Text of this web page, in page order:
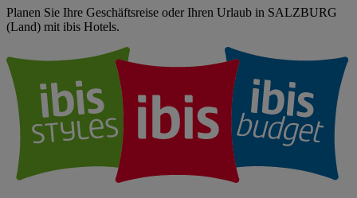
Planen Sie Ihre Geschäftsreise oder Ihren Urlaub in SALZBURG
(Land) mit ibis Hotels.